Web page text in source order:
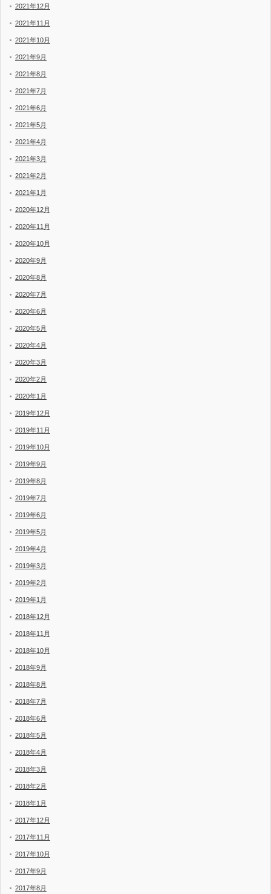
2021年12月
2021年11月
2021年10月
2021年9月
2021年8月
2021年7月
2021年6月
2021年5月
2021年4月
2021年3月
2021年2月
2021年1月
2020年12月
2020年11月
2020年10月
2020年9月
2020年8月
2020年7月
2020年6月
2020年5月
2020年4月
2020年3月
2020年2月
2020年1月
2019年12月
2019年11月
2019年10月
2019年9月
2019年8月
2019年7月
2019年6月
2019年5月
2019年4月
2019年3月
2019年2月
2019年1月
2018年12月
2018年11月
2018年10月
2018年9月
2018年8月
2018年7月
2018年6月
2018年5月
2018年4月
2018年3月
2018年2月
2018年1月
2017年12月
2017年11月
2017年10月
2017年9月
2017年8月